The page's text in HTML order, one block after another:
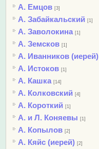
А. Емцов [3]
А. Забайкальский [1]
А. Заволокина [1]
А. Земсков [1]
А. Иванников (иерей)
А. Истоков [1]
А. Кашка [14]
А. Колковский [4]
А. Короткий [1]
А. и Л. Коняевы [1]
А. Копылов [2]
А. Кяйс (иерей) [2]